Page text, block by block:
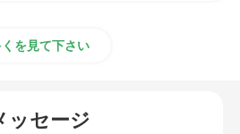
イリングキャビネット
くを見て下さい
ッセージ